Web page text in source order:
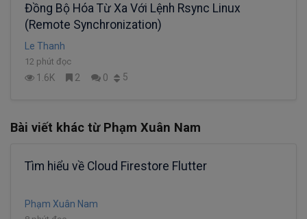
Đồng Bộ Hóa Từ Xa Với Lệnh Rsync Linux
(Remote Synchronization)
Le Thanh
12 phút đọc
1.6K 2 0 5
Bài viết khác từ Phạm Xuân Nam
Tìm hiểu về Cloud Firestore Flutter
Phạm Xuân Nam